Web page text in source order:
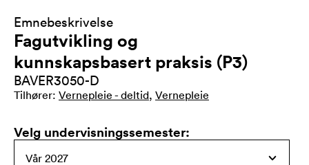
Emnebeskrivelse
Fagutvikling og
kunnskapsbasert praksis (P3)
BAVER3050-D
Tilhører: Vernepleie - deltid, Vernepleie
Velg undervisningssemester: